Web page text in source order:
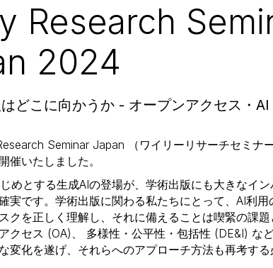
Research
2024
はどこに向かうか - オープンアクセス・AI
Seminar Japan （ワイリーリサーチセミ
催いたしました。
めとする生成AIの登場が、学術出版にも大きなイ
実です。学術出版に関わる私たちにとって、AI利用
クを正しく理解し、それに備えることは喫緊の課題
クセス (OA)、 多様性・公平性・包括性 (DE&I) な
変化を遂げ、それらへのアプローチ方法も再考す